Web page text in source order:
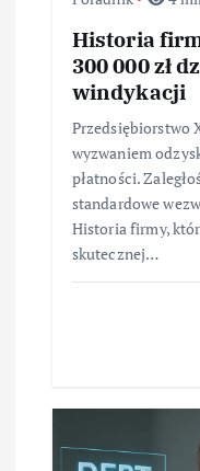
Historia
300 000 zł
windykacji
Przedsiębiorstwo
wyzwaniem
płatności.
standardowe
Historia firmy,
skutecznej…